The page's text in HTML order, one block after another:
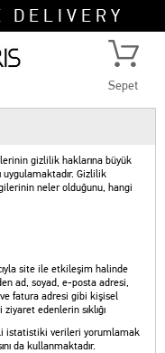
DELIVERY
Sepet
gizlilik haklarına büyük
uygulamaktadır. Gizlilik
neler olduğunu, hangi
site ile etkileşim halinde
ad, soyad, e-posta adresi,
fatura adresi gibi kişisel
edenlerin sıklığı
istatistiki verileri yorumlamak
da kullanmaktadır.